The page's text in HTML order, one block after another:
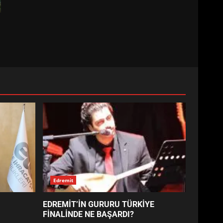
Edremit
EDREMİT’İN GURURU TÜRKİYE
FİNALİNDE NE BAŞARDI?